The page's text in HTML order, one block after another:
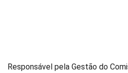
Responsável pela Gestão do